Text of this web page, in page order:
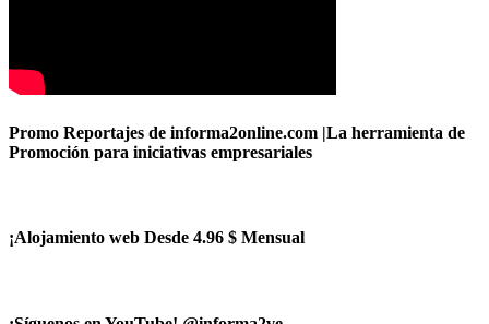
Promo Reportajes de informa2online.com |La herramienta de
Promoción para iniciativas empresariales
¡Alojamiento web Desde 4.96 $ Mensual